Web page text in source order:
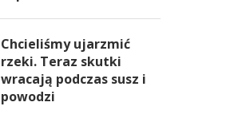
Chcieliśmy ujarzmić
rzeki. Teraz skutki
wracają podczas susz i
powodzi